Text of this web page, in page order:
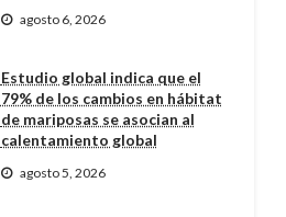
agosto 6, 2026
Estudio global indica que el
79% de los cambios en hábitat
de mariposas se asocian al
calentamiento global
agosto 5, 2026